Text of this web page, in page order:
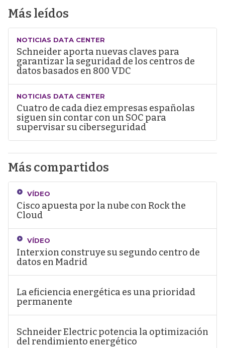
Más leídos
NOTICIAS DATA CENTER
Schneider aporta nuevas claves para
garantizar la seguridad de los centros de
datos basados en 800 VDC
NOTICIAS DATA CENTER
Cuatro de cada diez empresas españolas
siguen sin contar con un SOC para
supervisar su ciberseguridad
Más compartidos
VÍDEO
Cisco apuesta por la nube con Rock the
Cloud
VÍDEO
Interxion construye su segundo centro de
datos en Madrid
La eficiencia energética es una prioridad
permanente
Schneider Electric potencia la optimización
del rendimiento energético